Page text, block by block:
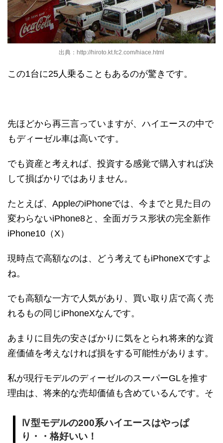
出典：http://hiroto.kt.fc2.com/hiace.html
この1台に25人乗ることもあるのが驚きです。
先ほどから再三言っていますが、ハイエースの中で
もディーゼル車は高いです。
でも資産と考えれば、投資する感覚で購入すれば決
して損ばかりではありません。
たとえば、AppleのiPhoneでは、今までと見た目の
変わらないiPhone8と、全面ガラス形状の完全新作
iPhone10（X）
現時点で高額なのは、どう考えてもiPhoneXですよ
ね。
でも高額な一方で人気があり、買い取り店で高く売
れるもの同じiPhoneXなんです。
あまりに目先の安さばかりに気をとられ将来的な資
産価値を考えなければ損をする可能性があります。
私が現行モデルのディーゼルのスーパーGLを推す
理由は、将来的な売却価値も含めているんです。そ
Ⅳ型モデルの200系ハイエースはやっぱ
り・・格好いい！